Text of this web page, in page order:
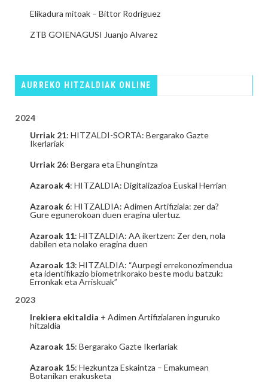
Elikadura mitoak – Bittor Rodriguez
ZTB GOIENAGUSI Juanjo Alvarez
AURREKO HITZALDIAK ONLINE
2024
Urriak 21: HITZALDI-SORTA: Bergarako Gazte
Ikerlariak
Urriak 26: Bergara eta Ehungintza
Azaroak 4: HITZALDIA: Digitalizazioa Euskal Herrian
Azaroak 6: HITZALDIA: Adimen Artifiziala: zer da?
Gure egunerokoan duen eragina ulertuz.
Azaroak 11: HITZALDIA: AA ikertzen: Zer den, nola
dabilen eta nolako eragina duen
Azaroak 13: HITZALDIA: “Aurpegi errekonozimendua
eta identifikazio biometrikorako beste modu batzuk:
Erronkak eta Arriskuak”
2023
Irekiera ekitaldia + Adimen Artifizialaren inguruko
hitzaldia
Azaroak 15: Bergarako Gazte Ikerlariak
Azaroak 15: Hezkuntza Eskaintza – Emakumean
Botanikan erakusketa